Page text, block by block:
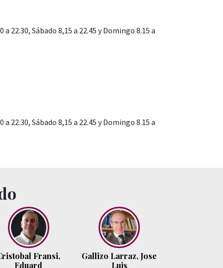
22.30, Sábado 8,15 a 22.45 y Domingo 8.15 a
22.30, Sábado 8,15 a 22.45 y Domingo 8.15 a
Fransi,
Eduard
Gallizo Larraz, Jose
Luis